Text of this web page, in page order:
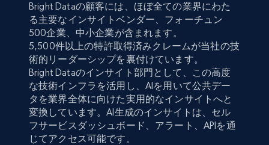
Bright Dataの顧客には、ほぼ全ての業界にわた
る主要なインサイトベンダー、フォーチュン
500企業、中小企業が含まれます。
5,500件以上の特許取得済みクレームが当社の技
術的リーダーシップを裏付けています。
Bright Dataのインサイト部門として、この高度
な技術インフラを活用し、AIを用いて公共デー
タを業界全体に向けた実用的なインサイトへと
変換しています。AI生成のインサイトは、セル
フサービスダッシュボード、アラート、APIを通
じてアクセス可能です。